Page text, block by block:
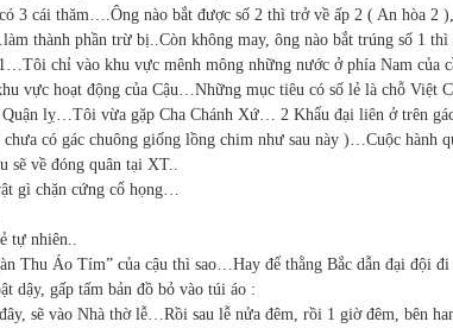
3 cái thăm….Ông nào bắt được số 2 thì trở về ấp 2 ( An hòa 2
thành phần trừ bị..Còn không may, ông nào bắt trúng số 1 thì
chỉ vào khu vực mênh mông những nước ở phía Nam của
vực hoạt động của Cậu…Những mục tiêu có số lẻ là chỗ Việt
Quận lỵ…Tôi vừa gặp Cha Chánh Xứ… 2 Khẩu đại liên ở trên
có gác chuông giống lồng chim như sau này )…Cuộc hành
sẽ về đóng quân tại XT..
gì chặn cứng cổ họng…
tự nhiên..
Thu Áo Tím” của cậu thì sao…Hay để thằng Bắc dẫn đại đội đi
dậy, gấp tấm bản đồ bỏ vào túi áo :
sẽ vào Nhà thờ lễ…Rồi sau lễ nửa đêm, rồi 1 giờ đêm, bên